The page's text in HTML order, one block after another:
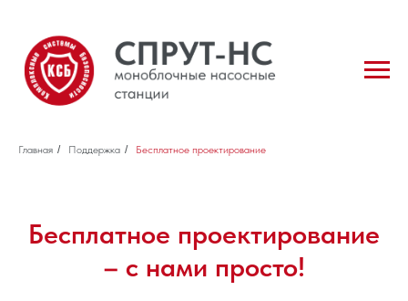
Главная / Поддержка / Бесплатное проектирование
Бесплатное проектирование
– с нами просто!